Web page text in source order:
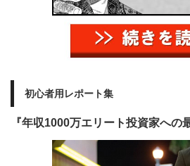
初心者用レポート集
『年収1000万エリート投資家への